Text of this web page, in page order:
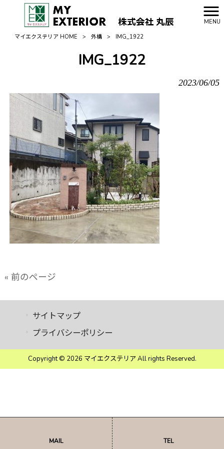
MENU
マイエクステリア HOME
> 外構 > IMG_1922
IMG_1922
2023/06/05
« 前のページ
サイトマップ
プライバシーポリシー
Copyright © 2026 マイエクステリア All rights Reserved.
MAIL TEL